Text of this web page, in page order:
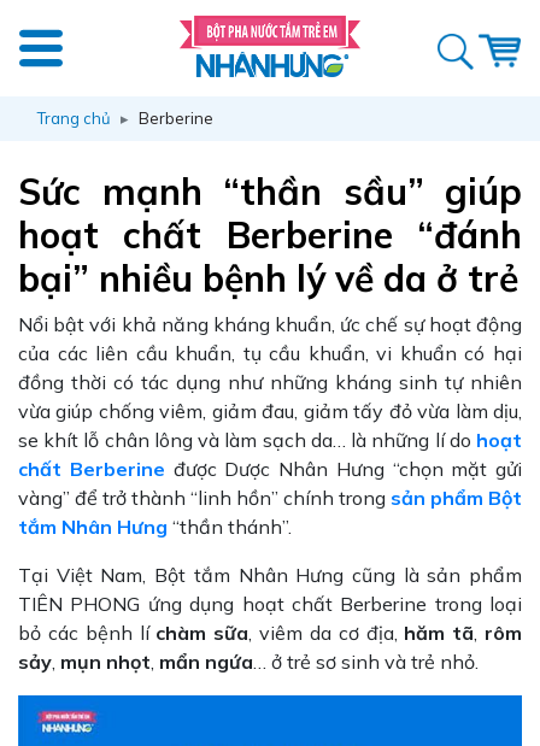
Trang chủ Berberine
Sức mạnh “thần sầu” giúp
hoạt chất Berberine “đánh
bại” nhiều bệnh lý về da ở trẻ
Nổi bật với khả năng kháng khuẩn, ức chế sự hoạt động
của các liên cầu khuẩn, tụ cầu khuẩn, vi khuẩn có hại
đồng thời có tác dụng như những kháng sinh tự nhiên
vừa giúp chống viêm, giảm đau, giảm tấy đỏ vừa làm dịu,
se khít lỗ chân lông và làm sạch da… là những lí do hoạt
chất Berberine được Dược Nhân Hưng “chọn mặt gửi
vàng” để trở thành “linh hồn” chính trong sản phẩm Bột
tắm Nhân Hưng “thần thánh”.
Tại Việt Nam, Bột tắm Nhân Hưng cũng là sản phẩm
TIÊN PHONG ứng dụng hoạt chất Berberine trong loại
bỏ các bệnh lí chàm sữa, viêm da cơ địa, hăm tã, rôm
sảy, mụn nhọt, mẩn ngứa… ở trẻ sơ sinh và trẻ nhỏ.